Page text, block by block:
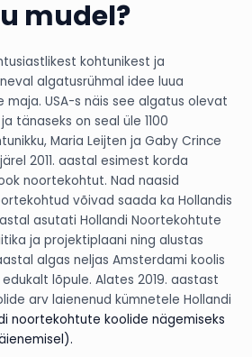
mudel?
kohtunikest ja
algatusrühmal idee luua
maja. USA-s näis see algatus olevat
tänaseks on seal üle 1100
Maria Leijten ja Gaby Crince
2011. aastal esimest korda
noortekohtut. Nad naasid
võivad saada ka Hollandis
asutati Hollandi Noortekohtute
ja projektiplaani ning alustas
algas neljas Amsterdami koolis
lõpule. Alates 2019. aastast
arv laienenud kümnetele Hollandi
noortekohtute koolide nägemiseks